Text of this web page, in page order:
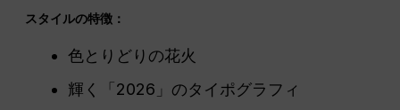
スタイルの特徴：
色とりどりの花火
輝く「2026」のタイポグラフィ